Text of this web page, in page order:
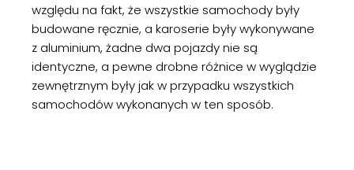
względu na fakt, że wszystkie samochody były
budowane ręcznie, a karoserie były wykonywane
z aluminium, żadne dwa pojazdy nie są
identyczne, a pewne drobne różnice w wyglądzie
zewnętrznym były jak w przypadku wszystkich
samochodów wykonanych w ten sposób.